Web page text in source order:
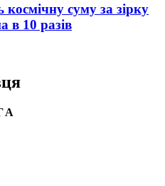
суму за зірку
в 10 разів
А